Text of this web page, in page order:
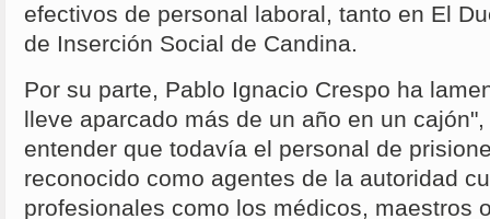
efectivos de personal laboral, tanto en El
de Inserción Social de Candina.
Por su parte, Pablo Ignacio Crespo ha
lleve aparcado más de un año en un
entender que todavía el personal de
reconocido como agentes de la autoridad
profesionales como los médicos, maestros